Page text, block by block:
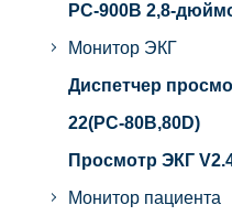
PC-900B 2,8-
Монитор ЭКГ
Диспетчер
22(PC-80B,80D)
Просмотр ЭКГ
Монитор пациента